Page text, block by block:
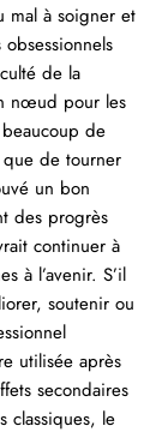
mal à soigner et
de la
nœud pour les
de
de tourner
un bon
des progrès
continuer à
à l’avenir. S’il
soutenir ou
utilisée après
secondaires
classiques, le